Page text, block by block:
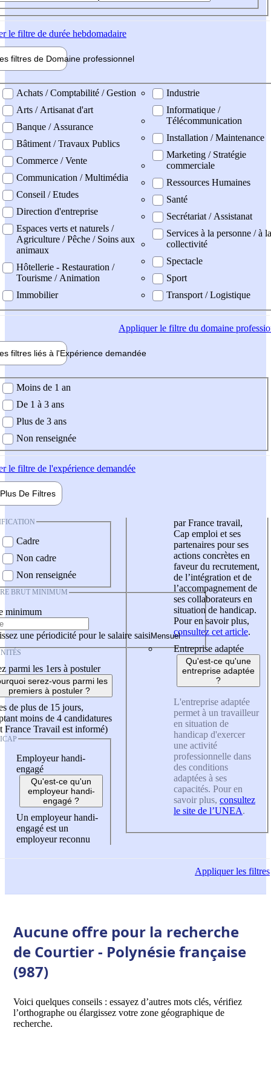
le filtre de durée hebdomadaire
filtres de Domaine professionnel
professionel
Achats / Comptabilité / Gestion
Arts / Artisanat d'art
Banque / Assurance
Bâtiment / Travaux Publics
Commerce / Vente
Communication / Multimédia
Conseil / Etudes
Direction d'entreprise
Espaces verts et naturels /
Agriculture / Pêche / Soins aux
animaux
Hôtellerie - Restauration /
Tourisme / Animation
Immobilier
Industrie
Informatique /
Télécommunication
Installation / Maintenance
Marketing / Stratégie
commerciale
Ressources Humaines
Santé
Secrétariat / Assistanat
Services à la personne / à la
collectivité
Spectacle
Sport
Transport / Logistique
Appliquerle filtre du domaine
filtres liés à l'Expérience demandée
demandée
Moins de 1 an
De 1 à 3 ans
Plus de 3 ans
Non renseignée
le filtre de l'expérience demandée
Plus De Filtres
Cadre
Non cadre
Non renseignée
BRUT MINIMUM
minimum
une périodicité pour le salaire saisi
parmi les 1ers à postuler
serez-vous parmi les
premiers à postuler ?
de plus de 15 jours,
moins de 4 candidatures
France Travail est informé)
Employeur handi-
engagé
Qu'est-ce qu'un
employeur handi-
engagé ?
Un employeur handi-
engagé est un
employeur reconnu
par France travail,
Cap emploi et ses
partenaires pour ses
actions concrètes en
faveur du recrutement,
de l’intégration et de
l’accompagnement de
ses collaborateurs en
situation de handicap.
Pour en savoir plus,
consultez cet article.
Entreprise adaptée
Qu'est-ce qu'une
entreprise adaptée
?
L'entreprise adaptée
permet à un travailleur
en situation de
handicap d'exercer
une activité
professionnelle dans
des conditions
adaptées à ses
capacités. Pour en
savoir plus, consultez
le site de l’UNEA.
Appliquerles filtres
Aucune offre pour la recherche
de Courtier - Polynésie française
(987)
Voici quelques conseils : essayez d’autres mots clés, vérifiez
l’orthographe ou élargissez votre zone géographique de
recherche.